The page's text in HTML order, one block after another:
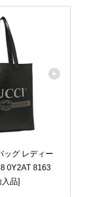
ッグ レディー
0Y2AT 8163
品]